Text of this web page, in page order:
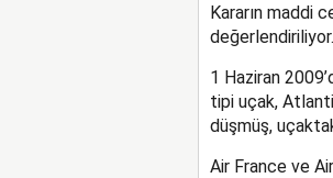
Kararın maddi
değerlendiriliyor.
1 Haziran
tipi uçak,
düşmüş,
Air France ve